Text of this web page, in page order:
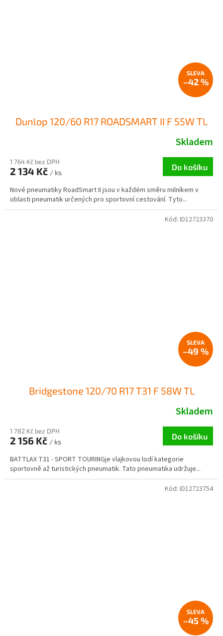
–42 %
Dunlop 120/60 R17 ROADSMART II F 55W TL
Skladem
1 764 Kč bez DPH
2 134 Kč / ks
Do košíku
Nové pneumatiky RoadSmart II jsou v každém směru milníkem v
oblasti pneumatik určených pro sportovní cestování. Tyto...
–49 %
Bridgestone 120/70 R17 T31 F 58W TL
Skladem
1 782 Kč bez DPH
2 156 Kč / ks
Do košíku
BATTLAX T31 - SPORT TOURINGje vlajkovou lodí kategorie
sportovně až turistických pneumatik. Tato pneumatika udržuje...
Kód: ID12723370
–45 %
Kód: ID12723754